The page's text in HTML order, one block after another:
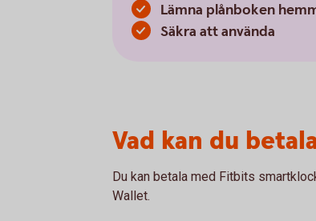
Lämna plånboken
Säkra att använda
Vad kan du
Du kan betala med Fitbits
Wallet.